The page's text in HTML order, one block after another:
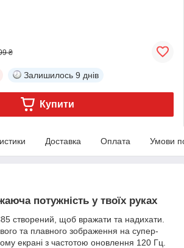
₴
Залишилось 9 днів
Купити
Доставка Оплата Умови
потужність у твоїх руках
створений, щоб вражати та надихати.
та плавного зображення на супер-
екрані з частотою оновлення 120 Гц.